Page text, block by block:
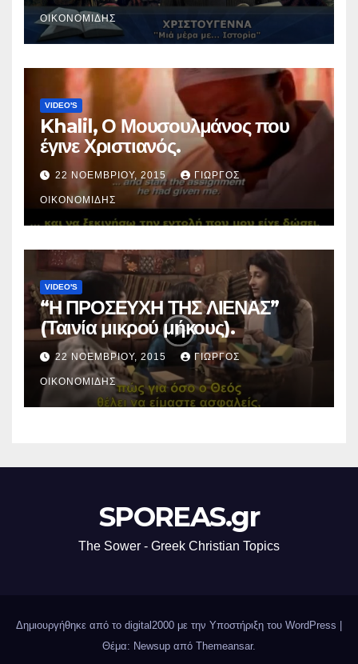
ΟΙΚΟΝΟΜΊΔΗΣ
VIDEO'S
Khalil, Ο Μουσουλμάνος που
έγινε Χριστιανός.
22 ΝΟΕΜΒΡΊΟΥ, 2015 ΓΙΏΡΓΟΣ
ΟΙΚΟΝΟΜΊΔΗΣ
VIDEO'S
“Η ΠΡΟΣΕΥΧΗ ΤΗΣ ΛΙΕΝΑΣ”
(Ταινία μικρού μήκους).
22 ΝΟΕΜΒΡΊΟΥ, 2015 ΓΙΏΡΓΟΣ
ΟΙΚΟΝΟΜΊΔΗΣ
SPOREAS.gr
The Sower - Greek Christian Topics
Δημιουργήθηκε από το digital2000 με την Υποστήριξη του WordPress
Θέμα: Newsup από Themeansar.